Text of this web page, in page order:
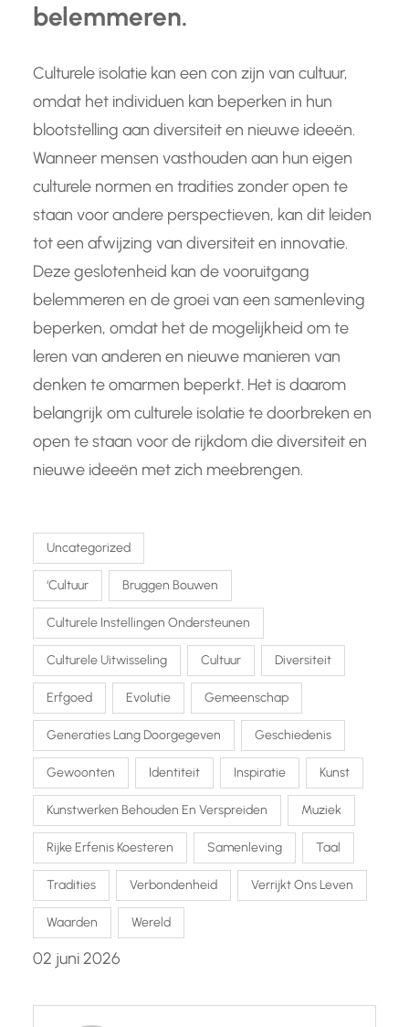
belemmeren.
Culturele isolatie kan een con zijn van cultuur,
omdat het individuen kan beperken in hun
blootstelling aan diversiteit en nieuwe ideeën.
Wanneer mensen vasthouden aan hun eigen
culturele normen en tradities zonder open te
staan voor andere perspectieven, kan dit leiden
tot een afwijzing van diversiteit en innovatie.
Deze geslotenheid kan de vooruitgang
belemmeren en de groei van een samenleving
beperken, omdat het de mogelijkheid om te
leren van anderen en nieuwe manieren van
denken te omarmen beperkt. Het is daarom
belangrijk om culturele isolatie te doorbreken en
open te staan voor de rijkdom die diversiteit en
nieuwe ideeën met zich meebrengen.
Uncategorized
‘cultuur Bruggen Bouwen
Culturele Instellingen Ondersteunen
Culturele Uitwisseling Cultuur Diversiteit
Erfgoed Evolutie Gemeenschap
Generaties Lang Doorgegeven Geschiedenis
Gewoonten Identiteit Inspiratie Kunst
Kunstwerken Behouden En Verspreiden Muziek
Rijke Erfenis Koesteren Samenleving Taal
Tradities Verbondenheid Verrijkt Ons Leven
Waarden Wereld
02 juni 2026